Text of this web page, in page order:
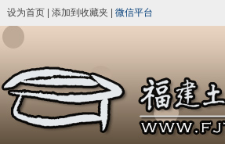
设为首页 添加到收藏夹 微信平台